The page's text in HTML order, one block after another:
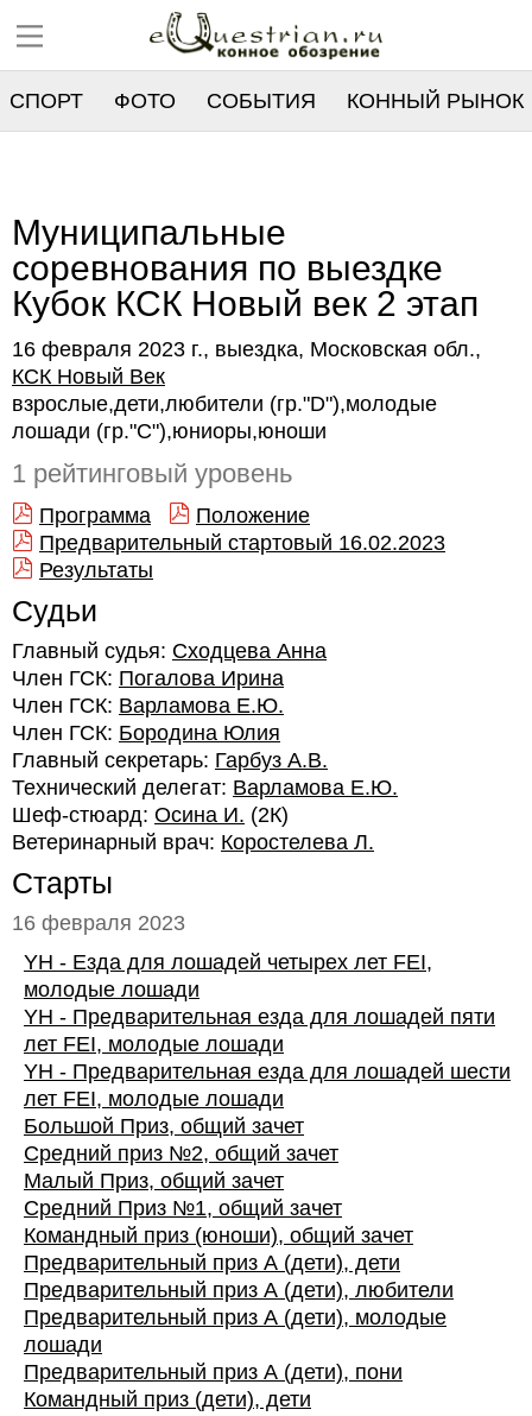
СПОРТ ФОТО СОБЫТИЯ КОННЫЙ РЫНОК
Муниципальные
соревнования по выездке
Кубок КСК Новый век 2 этап
16 февраля 2023 г., выездка, Московская обл.,
КСК Новый Век
взрослые,дети,любители (гр."D"),молодые
лошади (гр."C"),юниоры,юноши
1 рейтинговый уровень
Программа
Положение
Предварительный стартовый 16.02.2023
Результаты
Судьи
Главный судья: Сходцева Анна
Член ГСК: Погалова Ирина
Член ГСК: Варламова Е.Ю.
Член ГСК: Бородина Юлия
Главный секретарь: Гарбуз А.В.
Технический делегат: Варламова Е.Ю.
Шеф-стюард: Осина И. (2К)
Ветеринарный врач: Коростелева Л.
Старты
16 февраля 2023
YH - Езда для лошадей четырех лет FEI,
молодые лошади
YH - Предварительная езда для лошадей пяти
лет FEI, молодые лошади
YH - Предварительная езда для лошадей шести
лет FEI, молодые лошади
Большой Приз, общий зачет
Средний приз №2, общий зачет
Малый Приз, общий зачет
Средний Приз №1, общий зачет
Командный приз (юноши), общий зачет
Предварительный приз А (дети), дети
Предварительный приз А (дети), любители
Предварительный приз А (дети), молодые
лошади
Предварительный приз А (дети), пони
Командный приз (дети), дети